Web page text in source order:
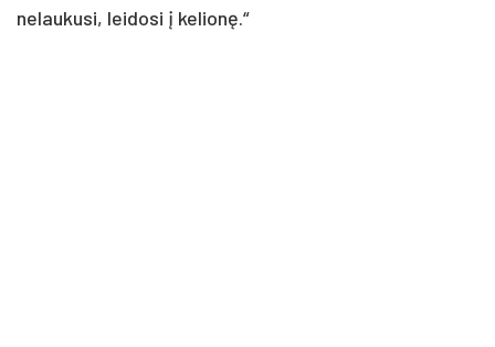
ne­lau­ku­si, lei­do­si į ke­lio­nę.“